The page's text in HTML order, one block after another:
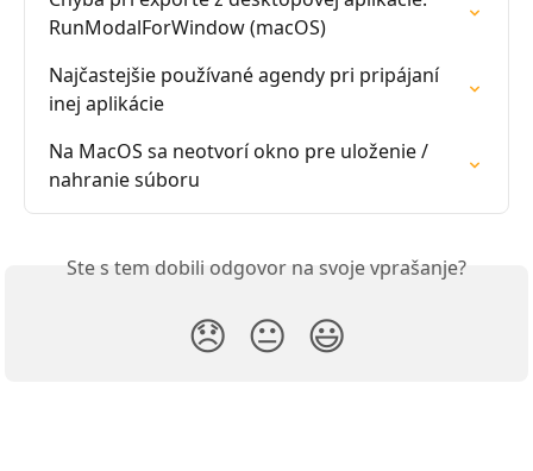
RunModalForWindow (macOS)
Najčastejšie používané agendy pri pripájaní
inej aplikácie
Na MacOS sa neotvorí okno pre uloženie /
nahranie súboru
Ste s tem dobili odgovor na svoje vprašanje?
😞 😐 😃